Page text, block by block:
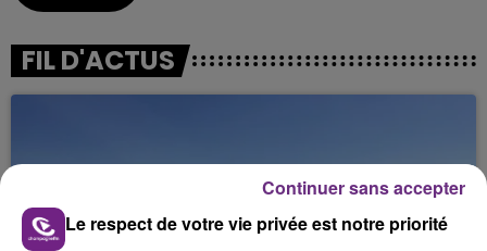
FIL D'ACTUS
Le respect de votre vie privée est notre priorité
Continuer sans accepter